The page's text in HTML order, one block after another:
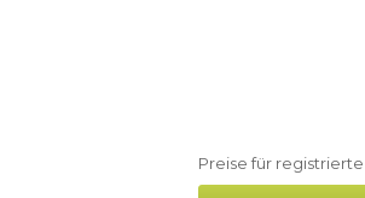
Preise für